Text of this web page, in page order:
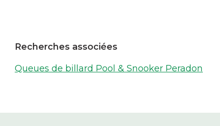
Recherches associées
Queues de billard Pool & Snooker Peradon